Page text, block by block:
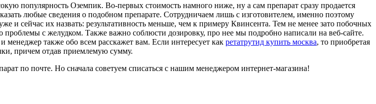
популярность Оземпик. Во-первых стоимость намного ниже, ну а сам препарат сразу продается
любые сведения о подобном препарате. Сотрудничаем лишь с изготовителем, именно поэтому
и сейчас их назвать: результативность меньше, чем к примеру Квинсента. Тем не менее зато побочных
с желудком. Также важно соблюсти дозировку, про нее мы подробно написали на веб-сайте.
менеджер также обо всем расскажет вам. Если интересует как ретатрутид купить москва, то приобретая
причем отдав приемлемую сумму.
по почте. Но сначала советуем списаться с нашим менеджером интернет-магазина!